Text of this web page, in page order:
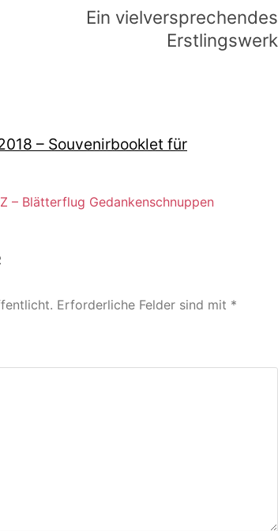
Ein vielversprechendes
Erstlingswerk
– Souvenirbooklet für
– Blätterflug Gedankenschnuppen
Erforderliche Felder sind mit *